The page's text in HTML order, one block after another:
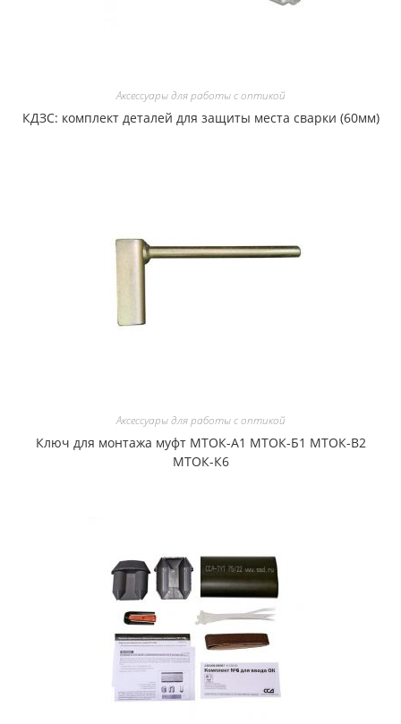
Аксессуары для работы с оптикой
КДЗС: комплект деталей для защиты места сварки (60мм)
Аксессуары для работы с оптикой
Ключ для монтажа муфт МТОК-А1 МТОК-Б1 МТОК-В2
МТОК-К6